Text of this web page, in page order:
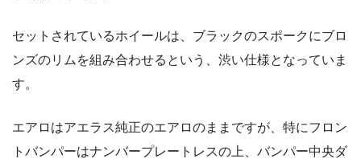
セットされているホイールは、ブラックのスポークにブロ
ンズのリムを組み合わせるという、渋い仕様となっていま
す。
エアロはアエラス純正のエアロのままですが、特にフロン
トバンパーはナンバープレートレスの上、バンパー中央ダ